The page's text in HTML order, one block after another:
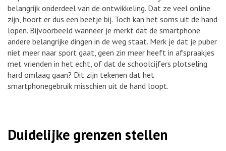
belangrijk onderdeel van de ontwikkeling. Dat ze veel online
zijn, hoort er dus een beetje bij. Toch kan het soms uit de hand
lopen. Bijvoorbeeld wanneer je merkt dat de smartphone
andere belangrijke dingen in de weg staat. Merk je dat je puber
niet meer naar sport gaat, geen zin meer heeft in afspraakjes
met vrienden in het echt, of dat de schoolcijfers plotseling
hard omlaag gaan? Dit zijn tekenen dat het
smartphonegebruik misschien uit de hand loopt.
Duidelijke grenzen stellen